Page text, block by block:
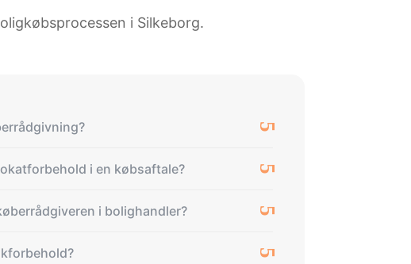
i Silkeborg.
i en købsaftale?
i bolighandler?